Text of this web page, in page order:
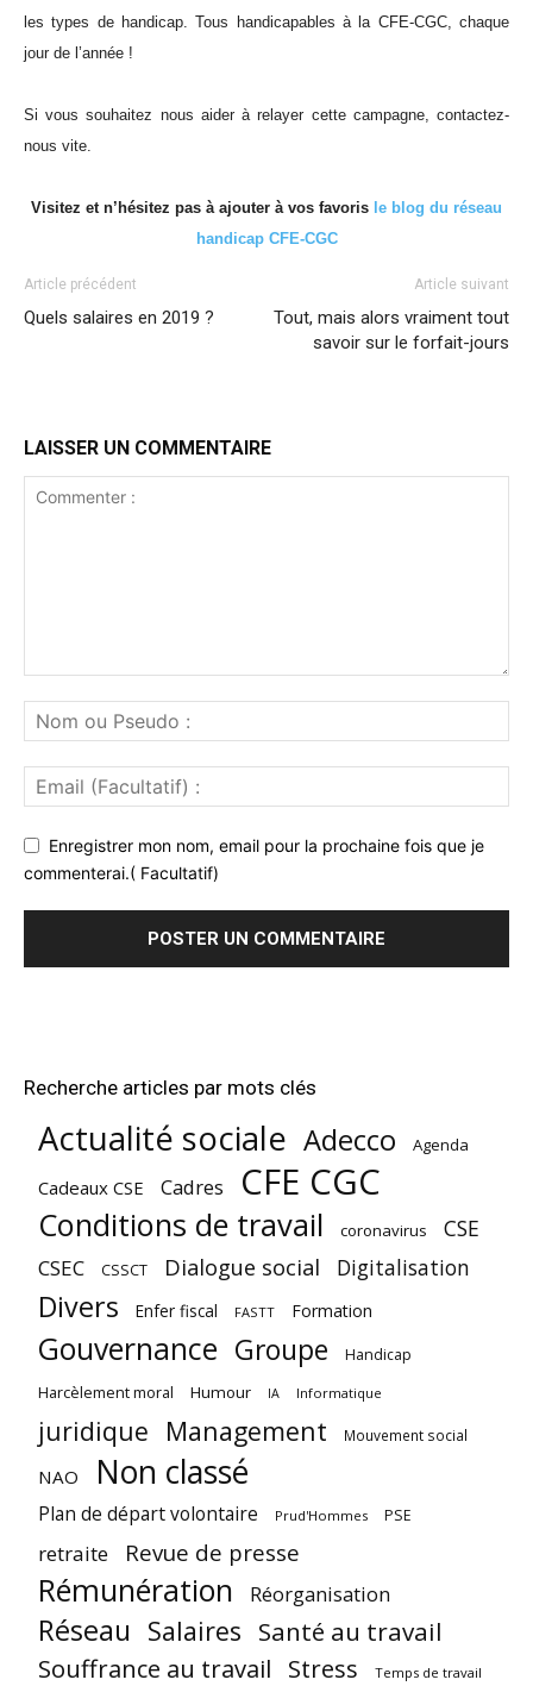
les types de handicap. Tous handicapables à la CFE-CGC, chaque
jour de l’année !
Si vous souhaitez nous aider à relayer cette campagne, contactez-
nous vite.
Visitez et n’hésitez pas à ajouter à vos favoris le blog du réseau
handicap CFE-CGC
Article précédent
Quels salaires en 2019 ?
Article suivant
Tout, mais alors vraiment tout
savoir sur le forfait-jours
LAISSER UN COMMENTAIRE
Enregistrer mon nom, email pour la prochaine fois que je
commenterai.( Facultatif)
Recherche articles par mots clés
Actualité sociale Adecco Agenda
Cadeaux CSE Cadres CFE CGC
Conditions de travail coronavirus CSE
CSEC CSSCT Dialogue social Digitalisation
Divers Enfer fiscal FASTT Formation
Gouvernance Groupe Handicap
Harcèlement moral Humour IA Informatique
juridique Management Mouvement social
NAO Non classé
Plan de départ volontaire Prud'Hommes PSE
retraite Revue de presse
Rémunération Réorganisation
Réseau Salaires Santé au travail
Souffrance au travail Stress Temps de travail